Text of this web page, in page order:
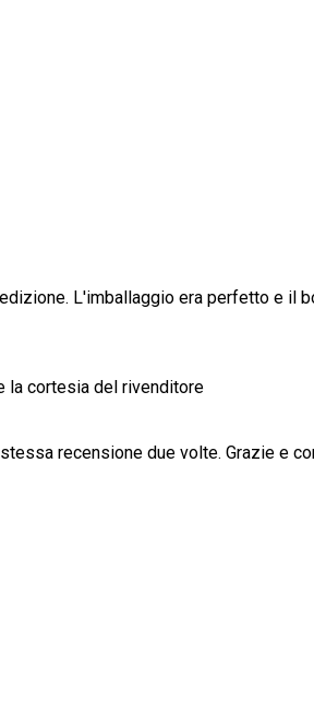
L'imballaggio era perfetto e il
la cortesia del rivenditore
recensione due volte. Grazie e